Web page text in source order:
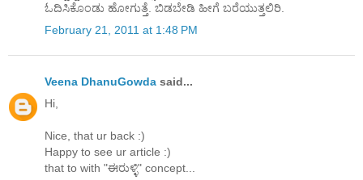
ಓದಿಸಿಕೊಂಡು ಹೋಗುತ್ತೆ. ಬಿಡಬೇಡಿ ಹೀಗೆ ಬರೆಯುತ್ತಲಿರಿ.
February 21, 2011 at 1:48 PM
Veena DhanuGowda said...
Hi,
Nice, that ur back :)
Happy to see ur article :)
that to with "ಈರುಳ್ಳಿ" concept...